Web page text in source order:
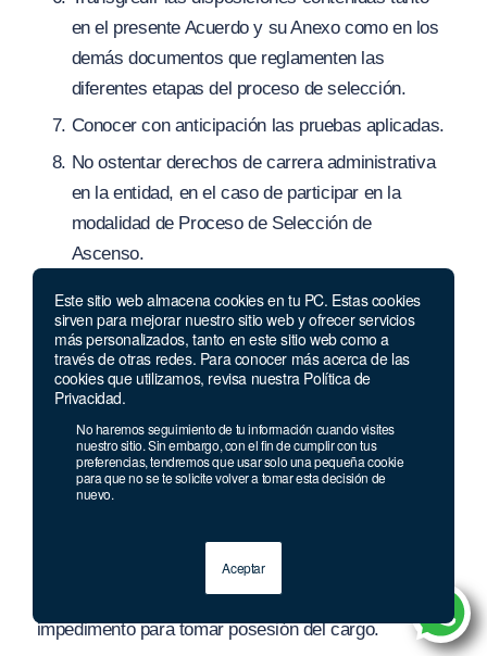
Este sitio web almacena cookies en tu PC. Estas cookies
sirven para mejorar nuestro sitio web y ofrecer servicios
más personalizados, tanto en este sitio web como a
través de otras redes. Para conocer más acerca de las
cookies que utilizamos, revisa nuestra Política de
Privacidad.
No haremos seguimiento de tu información cuando visites
nuestro sitio. Sin embargo, con el fin de cumplir con tus
preferencias, tendremos que usar solo una pequeña cookie
para que no se te solicite volver a tomar esta decisión de
nuevo.
Aceptar
en el presente Acuerdo y su Anexo como en los
demás documentos que reglamenten las
diferentes etapas del proceso de selección.
Conocer con anticipación las pruebas aplicadas.
No ostentar derechos de carrera administrativa
en la entidad, en el caso de participar en la
modalidad de Proceso de Selección de
Ascenso.
Las anteriores causales de exclusión serán aplicadas
al aspirante en cualquier momento del Proceso de
Selección, cuando se compruebe su ocurrencia, sin
perjuicio de las acciones judiciales, disciplinarias y/o
administrativas a que haya lugar.
PARÁGRAFO 1:El trámite y cumplimiento de las
responsabilidad exclusiva del aspirante. La
inobservancia de lo señalado en los numerales
anteriores de los requisitos de participación, será
impedimento para tomar posesión del cargo.